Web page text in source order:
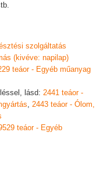
szolgáltatás
(kivéve: napilap)
teáor - Egyéb műanyag
lásd: 2441 teáor -
, 2443 teáor - Ólom,
teáor - Egyéb